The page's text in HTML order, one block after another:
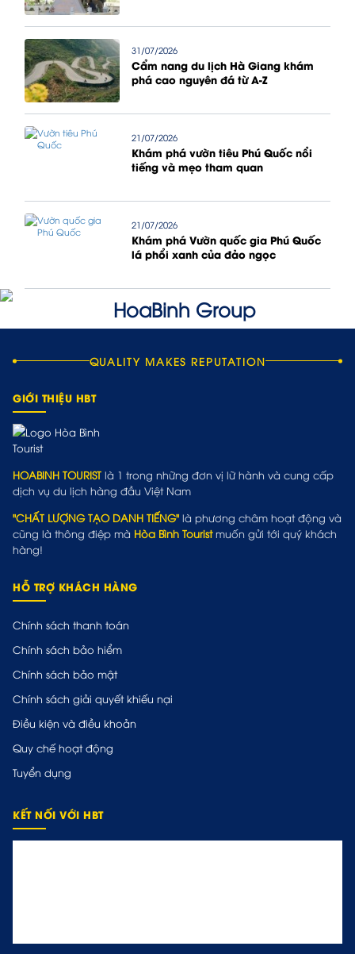
31/07/2026
Cẩm nang du lịch Hà Giang khám
phá cao nguyên đá từ A-Z
21/07/2026
Khám phá vườn tiêu Phú Quốc nổi
tiếng và mẹo tham quan
21/07/2026
Khám phá Vườn quốc gia Phú Quốc
lá phổi xanh của đảo ngọc
QUALITY MAKES REPUTATION
GIỚI THIỆU HBT
HOABINH TOURIST là 1 trong những đơn vị lữ hành và cung cấp
dịch vụ du lịch hàng đầu Việt Nam
"CHẤT LƯỢNG TẠO DANH TIẾNG" là phương châm hoạt động và
cũng là thông điệp mà Hòa Bình Touristmuốn gửi tới quý khách
hàng!
HỖ TRỢ KHÁCH HÀNG
Chính sách thanh toán
Chính sách bảo hiểm
Chính sách bảo mật
Chính sách giải quyết khiếu nại
Điều kiện và điều khoản
Quy chế hoạt động
Tuyển dụng
KẾT NỐI VỚI HBT